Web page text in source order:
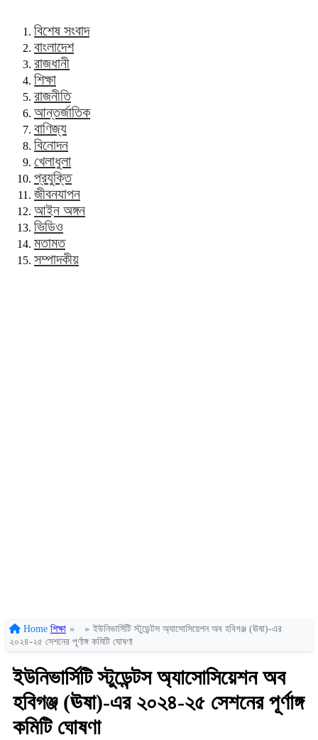
বিশেষ সংবাদ
বাংলাদেশ
রাজধানী
শিক্ষা
রাজনীতি
আন্তর্জাতিক
বাণিজ্য
বিনোদন
খেলাধুলা
প্রযুক্তি
জীবনযাপন
আইন অঙ্গন
ভিডিও
মতামত
সম্পাদকীয়
Home শিক্ষা » » ইউনিভার্সিটি স্টুডেন্টস অ্যাসোসিয়েশন অব হবিগঞ্জ (ঊষা)-এর
২০২৪-২৫ সেশনের পূর্ণাঙ্গ কমিটি ঘোষণা
ইউনিভার্সিটি স্টুডেন্টস অ্যাসোসিয়েশন অব
হবিগঞ্জ (ঊষা)-এর ২০২৪-২৫ সেশনের পূর্ণাঙ্গ
কমিটি ঘোষণা